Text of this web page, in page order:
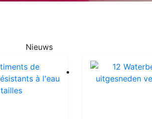
Nieuws